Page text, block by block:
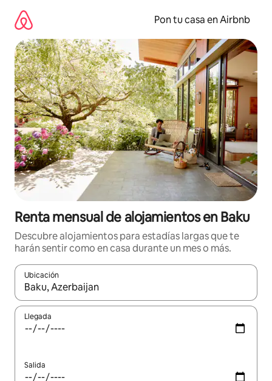
contenido
Pon tu casa en Airbnb
Renta mensual de alojamientos en Baku
Descubre alojamientos para estadías largas que te
harán sentir como en casa durante un mes o más.
Ubicación
Cuando los resultados estén disponibles, navega con las
Llegada
Salida